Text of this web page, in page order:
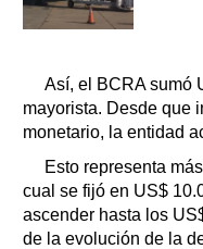
Así, el BCRA sumó
mayorista. Desde que
monetario, la entidad
Esto representa
cual se fijó en US$
ascender hasta los
de la evolución de la